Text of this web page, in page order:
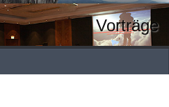
Vorträge